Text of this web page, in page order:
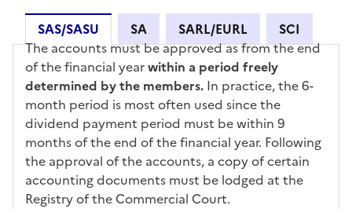
SAS/SASU SA SARL/EURL SCI
SAS/SASU
The accounts must be approved as from the end
of the financial yearwithin a period freely
determined by the members. In practice, the 6-
month period is most often used since the
dividend payment period must be within 9
months of the end of the financial year. Following
the approval of the accounts, a copy of certain
accounting documents must be lodged at the
Registry of the Commercial Court.